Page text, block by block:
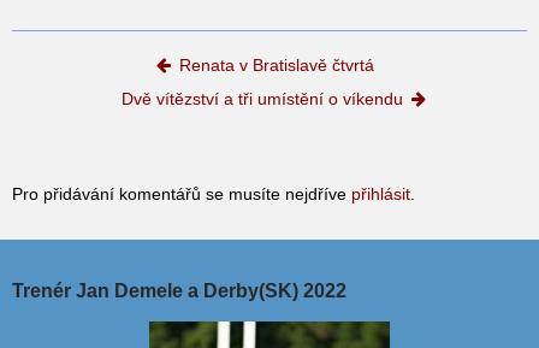
Post navigation
Renata v Bratislavě čtvrtá
Dvě vítězství a tři umístění o víkendu
Pro přidávání komentářů se musíte nejdříve přihlásit
Trenér Jan Demele a Derby(SK) 2022